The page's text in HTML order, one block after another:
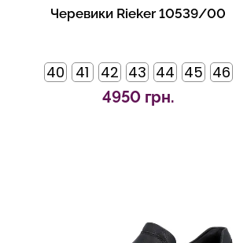
Черевики Rieker 10539/00
40 41 42 43 44 45 46
4950 грн.